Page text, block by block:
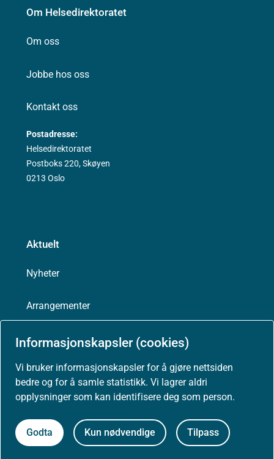
Informasjonskapsler (cookies)
Vi bruker informasjonskapsler for å gjøre nettsiden
bedre og for å samle statistikk. Vi lagrer aldri
opplysninger som kan identifisere deg som person.
Godta Kun nødvendige Tilpass
Om Helsedirektoratet
Om oss
Jobbe hos oss
Kontakt oss
Postadresse:
Helsedirektoratet
Postboks 220, Skøyen
0213 Oslo
Aktuelt
Nyheter
Arrangementer
Høringer
Presse
Om nettstedet